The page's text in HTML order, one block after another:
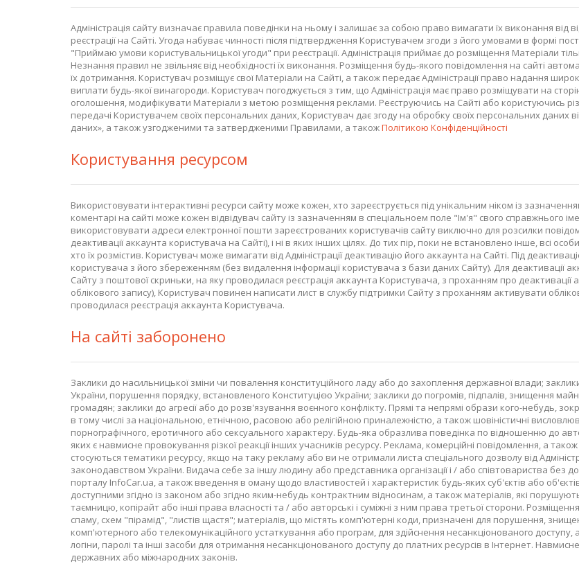
Адміністрація сайту визначає правила поведінки на ньому і залишає за собою право вимагати їх виконання від
реєстрації на Сайті. Угода набуває чинності після підтвердження Користувачем згоди з його умовами в формі
"Приймаю умови користувальницької угоди" при реєстрації. Адміністрація приймає до розміщення Матеріали
Незнання правил не звільняє від необхідності їх виконання. Розміщення будь-якого повідомлення на сайті
їх дотримання. Користувач розміщує свої Матеріали на Сайті, а також передає Адміністрації право надання
виплати будь-якої винагороди. Користувач погоджується з тим, що Адміністрація має право розміщувати на
оголошення, модифікувати Матеріали з метою розміщення реклами. Реєструючись на Сайті або користуючись
передачі Користувачем своїх персональних даних, Користувач дає згоду на обробку своїх персональних даних
даних», а також узгодженими та затвердженими Правилами, а такожПолітикою Конфіденційності
Користування ресурсом
Використовувати інтерактивні ресурси сайту може кожен, хто зареєструється під унікальним ніком із
коментарі на сайті може кожен відвідувач сайту із зазначенням в спеціальноем поле "Ім'я" свого справжнього
використовувати адреси електронної пошти зареєстрованих користувачів сайту виключно для розсилки
деактивації аккаунта користувача на Сайті), і ні в яких інших цілях. До тих пір, поки не встановлено інше, всі
хто їх розмістив. Користувач може вимагати від Адміністрації деактивацію його аккаунта на Сайті. Під
користувача з його збереженням (без видалення інформації користувача з бази даних Сайту). Для деактивації
Сайту з поштової скриньки, на яку проводилася реєстрація аккаунта Користувача, з проханням про деактивації
облікового запису), Користувач повинен написати лист в службу підтримки Сайту з проханням активувати
проводилася реєстрація аккаунта Користувача.
На сайті заборонено
Заклики до насильницької зміни чи повалення конституційного ладу або до захоплення державної влади;
України, порушення порядку, встановленого Конституцією України; заклики до погромів, підпалів, знищення
громадян; заклики до агресії або до розв'язування воєнного конфлікту. Прямі та непрямі образи кого-небудь,
в тому числі за національною, етнічною, расовою або релігійною приналежністю, а також шовіністичні
порнографічного, еротичного або сексуального характеру. Будь-яка образлива поведінка по відношенню до
яких є навмисне провокування різкої реакції інших учасників ресурсу. Реклама, комерційні повідомлення, а
стосуються тематики ресурсу, якщо на таку рекламу або ви не отримали листа спеціального дозволу від
законодавством України. Видача себе за іншу людину або представника організації і / або співтовариства без
порталу InfoCar.ua, а також введення в оману щодо властивостей і характеристик будь-яких суб'єктів або
доступними згідно із законом або згідно яким-небудь контрактним відносинам, а також матеріалів, які
таємницю, копірайт або інші права власності та / або авторські і суміжні з ним права третьої сторони.
спаму, схем "пірамід", "листів щастя"; матеріалів, що містять комп'ютерні коди, призначені для порушення,
комп'ютерного або телекомунікаційного устаткування або програм, для здійснення несанкціонованого
логіни, паролі та інші засоби для отримання несанкціонованого доступу до платних ресурсів в Інтернет.
державних або міжнародних законів.